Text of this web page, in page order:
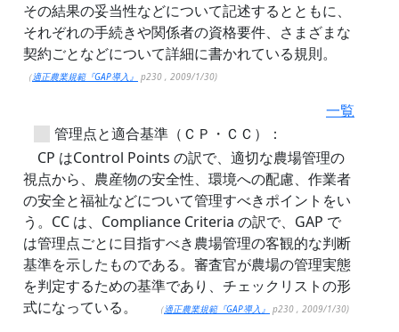
その結果の妥当性などについて記述するとともに、
それぞれの手続きや関係者の資格要件、さまざまな
契約ごとなどについて詳細に書かれている規則。
（適正農業規範『GAP導入』 p230 , 2009/1/30)
一覧
管理点と適合基準（ＣＰ・ＣＣ）：
CP はControl Points の訳で、適切な農場管理の
視点から、農産物の安全性、環境への配慮、作業者
の安全と福祉などについて管理すべきポイントをい
う。CC は、Compliance Criteria の訳で、GAP で
は管理点ごとに目指すべき農場管理の客観的な判断
基準を示したものである。審査官が農場の管理実態
を判定するための基準であり、チェックリストの形
式になっている。
（適正農業規範『GAP導入』 p230 , 2009/1/30)